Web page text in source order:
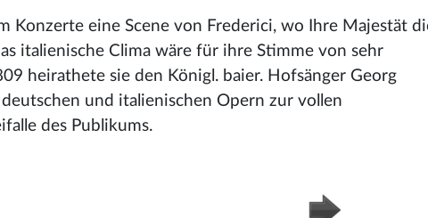
Konzerte eine Scene von Frederici, wo Ihre Majestät
italienische Clima wäre für ihre Stimme von sehr
heirathete sie den Königl. baier. Hofsänger Georg
und italienischen Opern zur vollen
des Publikums.